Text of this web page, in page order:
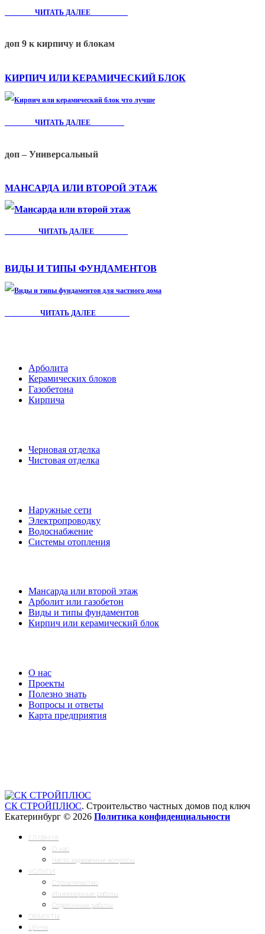
ЧИТАТЬ ДАЛЕЕ
доп 9 к кирпичу и блокам
КИРПИЧ ИЛИ КЕРАМИЧЕСКИЙ БЛОК
ЧИТАТЬ ДАЛЕЕ
доп – Универсальный
МАНСАРДА ИЛИ ВТОРОЙ ЭТАЖ
ЧИТАТЬ ДАЛЕЕ
ВИДЫ И ТИПЫ ФУНДАМЕНТОВ
ЧИТАТЬ ДАЛЕЕ
Арболита
Керамических блоков
Газобетона
Кирпича
Черновая отделка
Чистовая отделка
Наружные сети
Электропроводку
Водоснабжение
Системы отопления
Мансарда или второй этаж
Арболит или газобетон
Виды и типы фундаментов
Кирпич или керамический блок
О нас
Проекты
Полезно знать
Вопросы и ответы
Карта предприятия
СК СТРОЙПЛЮС. Строительство частных домов под ключ
Екатеринбург © 2026 Политика конфиденциальности
ГЛАВНАЯ
О нас
Часто задаваемые вопросы
УСЛУГИ
Строительство
Инженерные работы
Отделочные работы
ОБЪЕКТЫ
ЦЕНЫ